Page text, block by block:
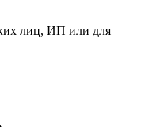
лиц, ИП или для